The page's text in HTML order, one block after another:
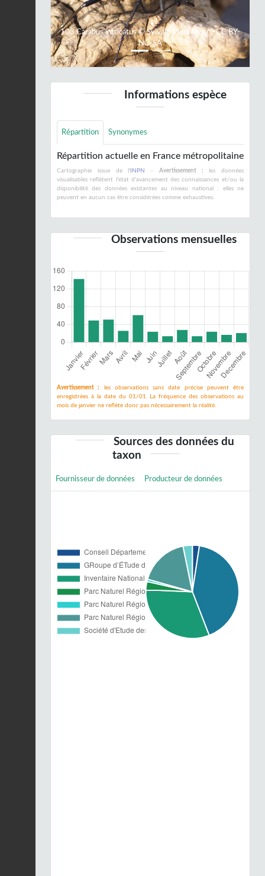
103 Carabus intricatus © Sylvain Montagner - CC BY-
NC-SA
Informations espèce
Répartition Synonymes
Répartition actuelle en France métropolitaine
Cartographie issue de l' INPN - Avertissement : les données
visualisables reflètent l'état d'avancement des connaissances et/ou la
disponibilité des données existantes au niveau national : elles ne
peuvent en aucun cas être considérées comme exhaustives.
Observations mensuelles
Avertissement :
les observations sans date précise peuvent être
enregistrées à la date du 01/01. La fréquence des observations au
mois de janvier ne reflète donc pas nécessairement la réalité.
Sources des données du
taxon
Fournisseur de données Producteur de données